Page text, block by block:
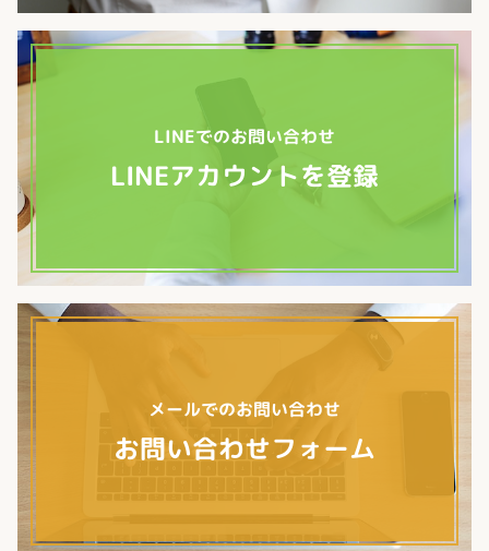
LINEでのお問い合わせ
LINEアカウントを登録
メールでのお問い合わせ
お問い合わせフォーム